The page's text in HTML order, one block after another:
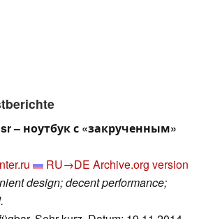
– ноутбук с «закрученным»
RU→DE Archive.org version
design; decent performance;